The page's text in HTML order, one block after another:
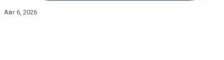
Авг 6, 2026